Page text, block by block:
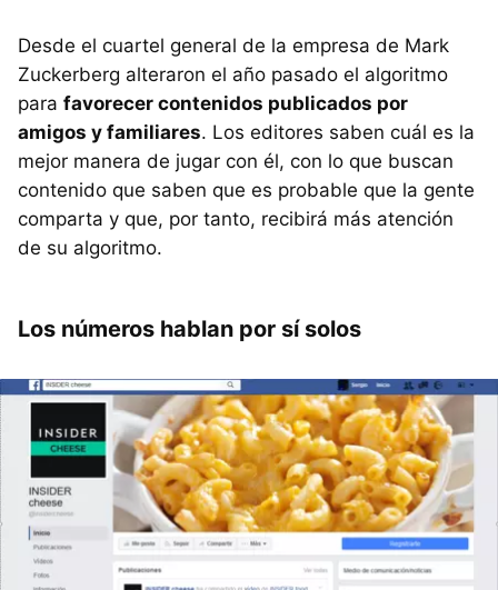
Desde el cuartel general de la empresa de Mark
Zuckerberg alteraron el año pasado el algoritmo
para favorecer contenidos publicados por
amigos y familiares. Los editores saben cuál es la
mejor manera de jugar con él, con lo que buscan
contenido que saben que es probable que la gente
comparta y que, por tanto, recibirá más atención
de su algoritmo.
Los números hablan por sí solos